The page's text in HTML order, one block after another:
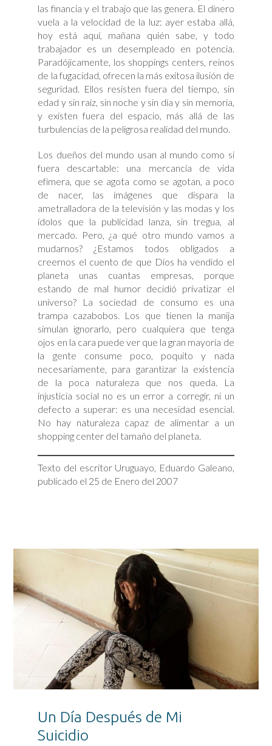
las financia y el trabajo que las genera. El dinero
vuela a la velocidad de la luz: ayer estaba allá,
hoy está aquí, mañana quién sabe, y todo
trabajador es un desempleado en potencia.
Paradójicamente, los shoppings centers, reinos
de la fugacidad, ofrecen la más exitosa ilusión de
seguridad. Ellos resisten fuera del tiempo, sin
edad y sin raíz, sin noche y sin día y sin memoria,
y existen fuera del espacio, más allá de las
turbulencias de la peligrosa realidad del mundo.
Los dueños del mundo usan al mundo como si
fuera descartable: una mercancía de vida
efímera, que se agota como se agotan, a poco
de nacer, las imágenes que dispara la
ametralladora de la televisión y las modas y los
ídolos que la publicidad lanza, sin tregua, al
mercado. Pero, ¿a qué otro mundo vamos a
mudarnos? ¿Estamos todos obligados a
creernos el cuento de que Dios ha vendido el
planeta unas cuantas empresas, porque
estando de mal humor decidió privatizar el
universo? La sociedad de consumo es una
trampa cazabobos. Los que tienen la manija
simulan ignorarlo, pero cualquiera que tenga
ojos en la cara puede ver que la gran mayoría de
la gente consume poco, poquito y nada
necesariamente, para garantizar la existencia
de la poca naturaleza que nos queda. La
injusticia social no es un error a corregir, ni un
defecto a superar: es una necesidad esencial.
No hay naturaleza capaz de alimentar a un
shopping center del tamaño del planeta.
Texto del escritor Uruguayo, Eduardo Galeano,
publicado el 25 de Enero del 2007
Un Día Después de Mi
Suicidio